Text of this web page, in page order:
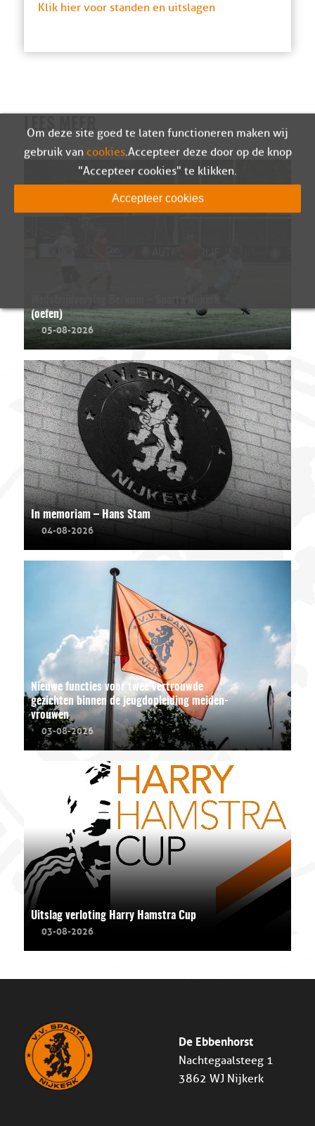
Klik hier voor standen en uitslagen
LEES MEER
(oefen)
05-08-2026
In memoriam – Hans Stam
04-08-2026
Nieuwe functies voor twee vertrouwde
gezichten binnen de jeugdopleiding meiden-
vrouwen
03-08-2026
Uitslag verloting Harry Hamstra Cup
03-08-2026
De Ebbenhorst
Nachtegaalsteeg 1
3862 WJ Nijkerk
Om deze site goed te laten functioneren maken wij
gebruik van cookies. Accepteer deze door op de knop
"Accepteer cookies" te klikken.
Accepteer cookies